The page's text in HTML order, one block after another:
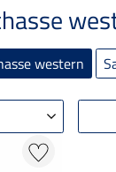
western